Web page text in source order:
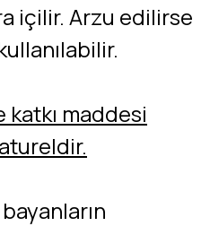
içilir. Arzu edilirse
maddesi